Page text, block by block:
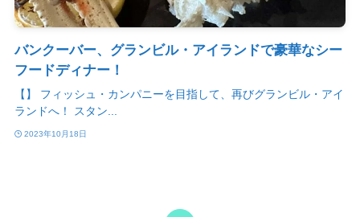
バンクーバー、グランビル・アイランドで豪華なシー
フードディナー！
【】 フィッシュ・カンパニーを目指して、再びグランビル・アイ
ランドへ！ スタン...
2023年10月18日